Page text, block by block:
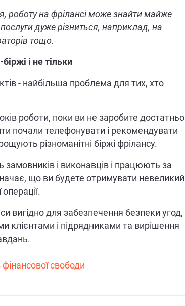
роботу на фрілансі може знайти майже
дуже різниться, наприклад, на
тощо.
і не тільки
- найбільша проблема для тих, хто
роботи, поки ви не заробите достатньо
почали телефонувати і рекомендувати
різноманітні біржі фрілансу.
і виконавців і працюють за
що ви будете отримувати невеликий
вигідно для забезпечення безпеки угод,
клієнтами і підрядниками та вирішення
фінансової свободи